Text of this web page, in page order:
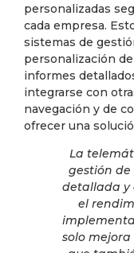
personalizadas
cada empresa.
sistemas de
personalización
informes
integrarse con
navegación y de
ofrecer una
La
gestión de
detallada y
el
solo